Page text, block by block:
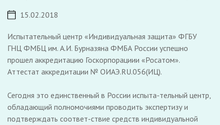
15.02.2018
Испытательный центр «Индивидуальная защита» ФГБУ
ГНЦ ФМБЦ им. А.И. Бурназяна ФМБА России успешно
прошел аккредитацию Госкорпорациии «Росатом».
Аттестат аккредитации № ОИАЭ.RU.056(ИЦ).
Сегодня это единственный в России испыта-тельный центр,
обладающий полномочиями проводить экспертизу и
подтверждать соответ-ствие средств индивидуальной